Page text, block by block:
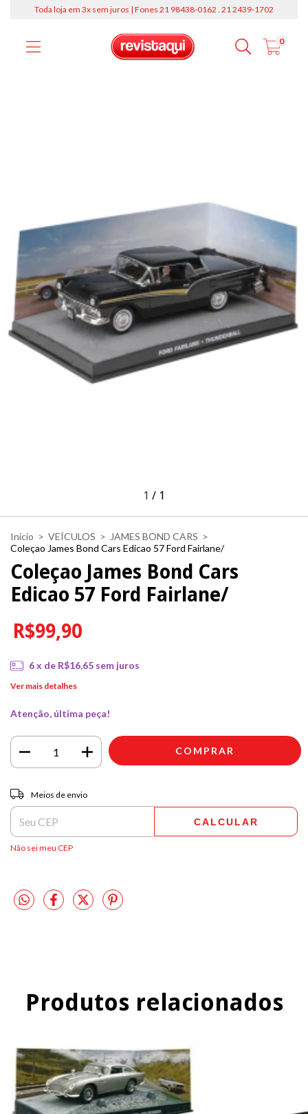
Toda loja em 3x sem juros | Fones 21 98438-0162 . 21 2439-1702
0
1 / 1
Início > VEÍCULOS > JAMES BOND CARS >
Coleçao James Bond Cars Edicao 57 Ford Fairlane/
Coleçao James Bond Cars
Edicao 57 Ford Fairlane/
R$99,90
6x de R$16,65 sem juros
Ver mais detalhes
Atenção, última peça!
Entregas para o CEP:
Meios de envio
CALCULAR
Não sei meu CEP
Produtos relacionados